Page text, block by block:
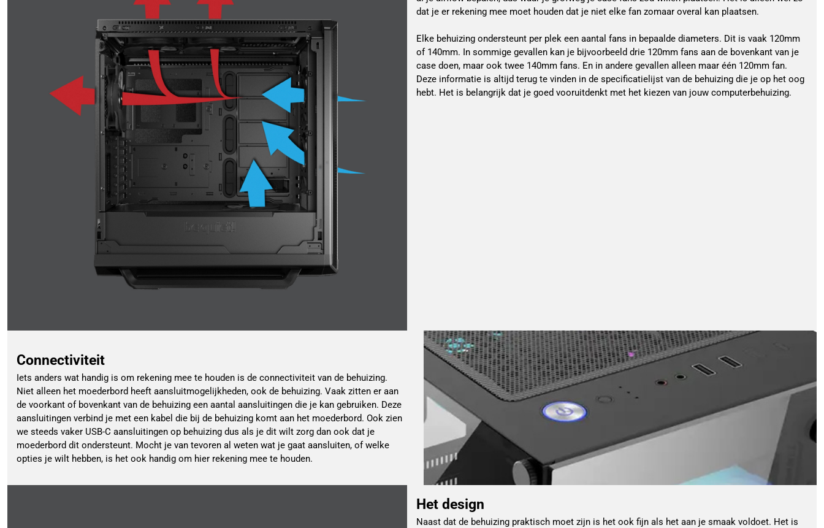
dat je er rekening mee moet houden dat je niet elke fan zomaar overal kan plaatsen.
Elke behuizing ondersteunt per plek een aantal fans in bepaalde diameters. Dit is vaak 120mm
of 140mm. In sommige gevallen kan je bijvoorbeeld drie 120mm fans aan de bovenkant van je
case doen, maar ook twee 140mm fans. En in andere gevallen alleen maar één 120mm fan.
Deze informatie is altijd terug te vinden in de specificatielijst van de behuizing die je op het oog
hebt. Het is belangrijk dat je goed vooruitdenkt met het kiezen van jouw computerbehuizing.
Connectiviteit
Iets anders wat handig is om rekening mee te houden is de connectiviteit van de behuizing.
Niet alleen het moederbord heeft aansluitmogelijkheden, ook de behuizing. Vaak zitten er aan
de voorkant of bovenkant van de behuizing een aantal aansluitingen die je kan gebruiken. Deze
aansluitingen verbind je met een kabel die bij de behuizing komt aan het moederbord. Ook zien
we steeds vaker USB-C aansluitingen op behuizing dus als je dit wilt zorg dan ook dat je
moederbord dit ondersteunt. Mocht je van tevoren al weten wat je gaat aansluiten, of welke
opties je wilt hebben, is het ook handig om hier rekening mee te houden.
Het design
Naast dat de behuizing praktisch moet zijn is het ook fijn als het aan je smaak voldoet. Het is